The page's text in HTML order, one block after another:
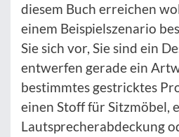
diesem Buch erreichen
einem Beispielszenario
Sie sich vor, Sie sind ein
entwerfen gerade ein
bestimmtes gestricktes
einen Stoff für Sitzmöbel,
Lautsprecherabdeckung